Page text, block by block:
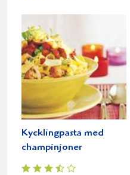
Kycklingpasta med
champinjoner